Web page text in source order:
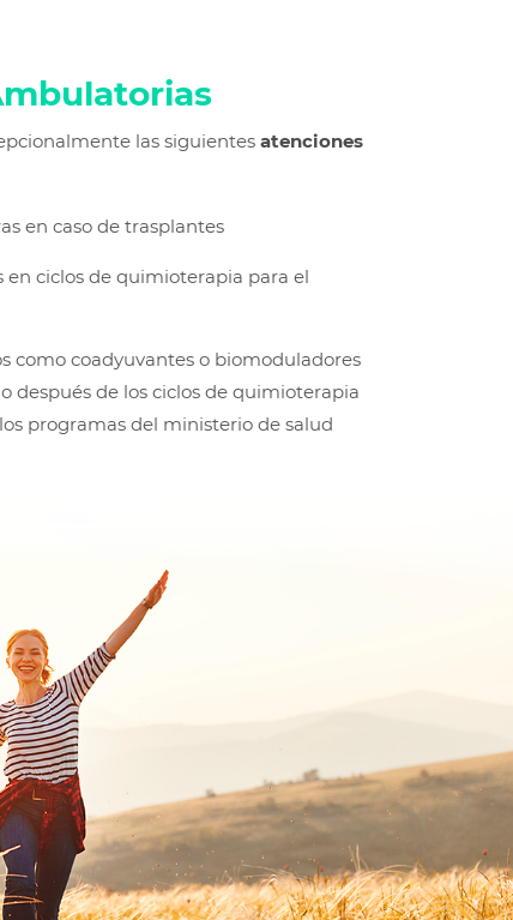
las siguientes atenciones
en caso de trasplantes
en ciclos de quimioterapia para el
como coadyuvantes o biomoduladores
después de los ciclos de quimioterapia
programas del ministerio de salud